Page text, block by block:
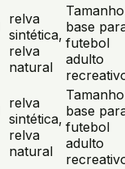
relva
sintética,
relva
natural
Tamanho
base
futebol
adulto
relva
sintética,
relva
natural
Tamanho
base
futebol
adulto